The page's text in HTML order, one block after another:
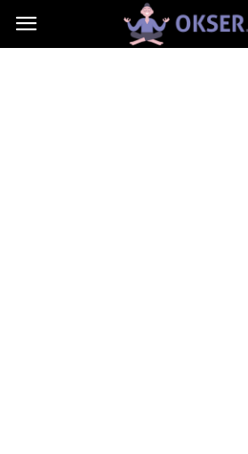
Okser.pl